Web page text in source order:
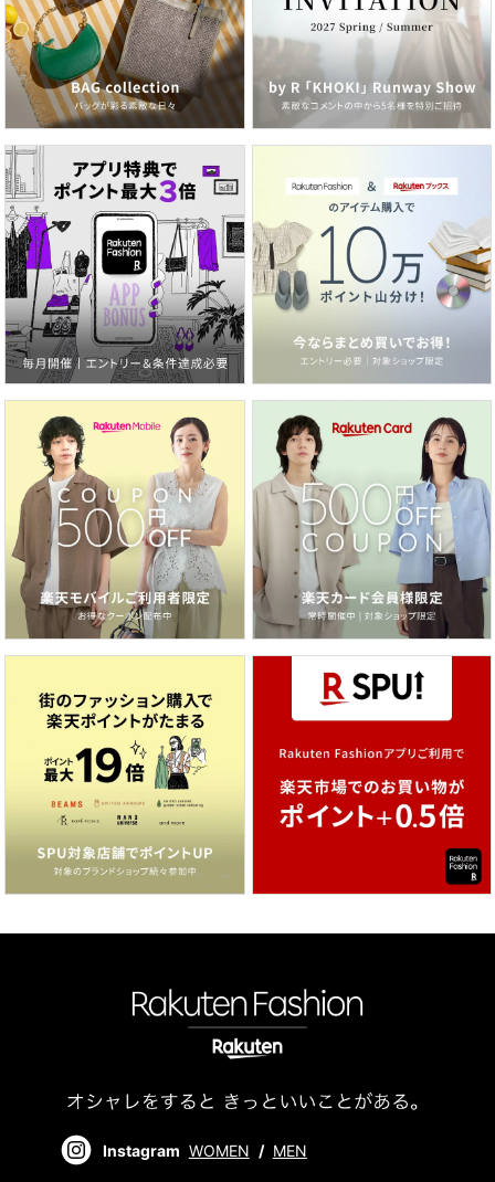
Instagram WOMEN / MEN